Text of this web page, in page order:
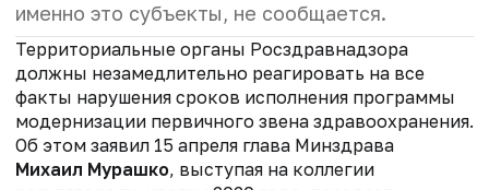
именно это субъекты, не сообщается.
Территориальные органы Росздравнадзора
должны незамедлительно реагировать на все
факты нарушения сроков исполнения программы
модернизации первичного звена здравоохранения.
Об этом заявил 15 апреля глава Минздрава
Михаил Мурашко, выступая на коллегии